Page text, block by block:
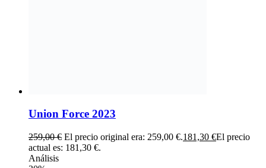
Union Force 2023
259,00€ El precio original era: 259,00 €.181,30 €El precio
actual es: 181,30 €.
Análisis